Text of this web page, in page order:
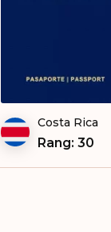
Costa Rica
Rang: 30